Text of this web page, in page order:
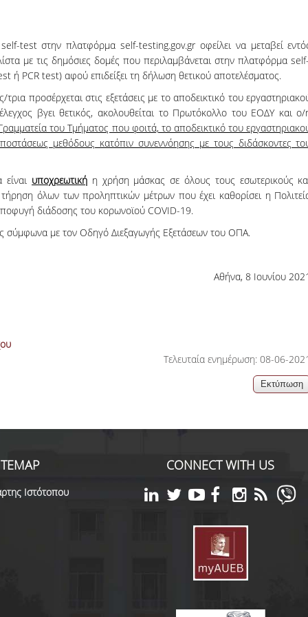
test στην πλατφόρμα self-testing.gov.gr οφείλει να μεταβεί
με τις δημόσιες δομές που περιλαμβάνεται στην πλατφόρμα
ή PCR test) αφού επιδείξει τη δήλωση θετικού αποτελέσματος.
προσέρχεται στις εξετάσεις με το αποδεικτικό του
βγει θετικός, ακολουθείται το Πρωτόκολλο του ΕΟΔΥ και ο/
του Τμήματος που φοιτά, το αποδεικτικό του
μεθόδους κατόπιν συνεννόησης με τους διδάσκοντες
υποχρεωτική η χρήση μάσκας σε όλους τους εσωτερικούς
όλων των προληπτικών μέτρων που έχει καθορίσει η
διάδοσης του κορωνοϊού COVID-19.
σύμφωνα με τον Οδηγό Διεξαγωγής Εξετάσεων του ΟΠΑ.
Αθήνα, 8 Ιουνίου
Τελευταία ενημέρωση: 08-06-
Ιστότοπου
CONNECT WITH US